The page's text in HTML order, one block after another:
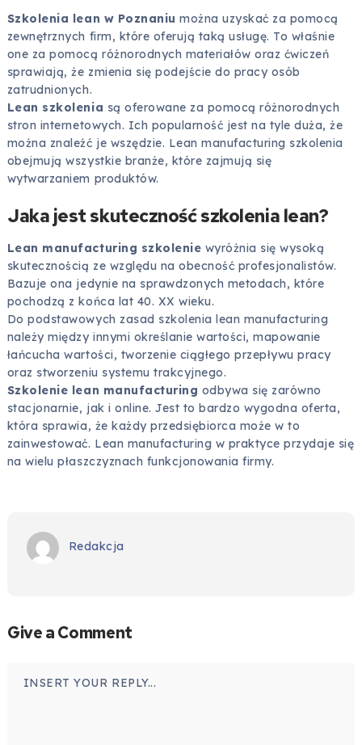
Szkolenia lean w Poznaniu można uzyskać za pomocą
zewnętrznych firm, które oferują taką usługę. To właśnie
one za pomocą różnorodnych materiałów oraz ćwiczeń
sprawiają, że zmienia się podejście do pracy osób
zatrudnionych.
Lean szkolenia są oferowane za pomocą różnorodnych
stron internetowych. Ich popularność jest na tyle duża, że
można znaleźć je wszędzie. Lean manufacturing szkolenia
obejmują wszystkie branże, które zajmują się
wytwarzaniem produktów.
Jaka jest skuteczność szkolenia lean?
Lean manufacturing szkolenie wyróżnia się wysoką
skutecznością ze względu na obecność profesjonalistów.
Bazuje ona jedynie na sprawdzonych metodach, które
pochodzą z końca lat 40. XX wieku.
Do podstawowych zasad szkolenia lean manufacturing
należy między innymi określanie wartości, mapowanie
łańcucha wartości, tworzenie ciągłego przepływu pracy
oraz stworzeniu systemu trakcyjnego.
Szkolenie lean manufacturing odbywa się zarówno
stacjonarnie, jak i online. Jest to bardzo wygodna oferta,
która sprawia, że każdy przedsiębiorca może w to
zainwestować. Lean manufacturing w praktyce przydaje się
na wielu płaszczyznach funkcjonowania firmy.
Redakcja
Give a Comment